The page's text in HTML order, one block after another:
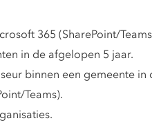
365 (SharePoint/
in de afgelopen 5 jaar.
binnen een gemeente in
Teams).